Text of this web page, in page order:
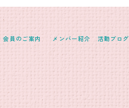
会員のご案内 メンバー紹介 活動ブログ